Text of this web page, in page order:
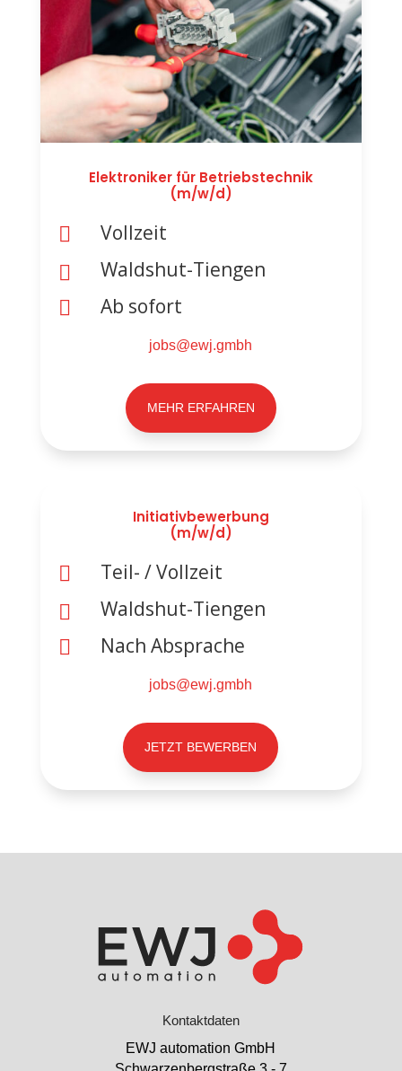
Elektroniker für Betriebstechnik
(m/w/d)
 Vollzeit
 Waldshut-Tiengen
 Ab sofort
jobs@ewj.gmbh
MEHR ERFAHREN
Initiativbewerbung
(m/w/d)
 Teil- / Vollzeit
 Waldshut-Tiengen
 Nach Absprache
jobs@ewj.gmbh
JETZT BEWERBEN
Kontaktdaten
EWJ automation GmbH